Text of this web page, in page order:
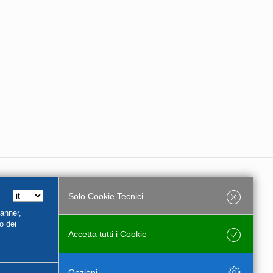
Iva 01956540544
dei
Accetta tutti i Cookie
Solo Cookie Tecnici
Salva